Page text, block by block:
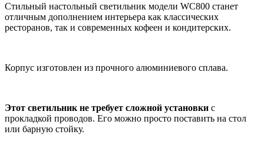
Стильный настольный светильник модели WC800 станет
отличным дополнением интерьера как классических
ресторанов, так и современных кофеен и кондитерских.
Корпус изготовлен из прочного алюминиевого сплава.
Этот светильник не требует сложной установки с
прокладкой проводов. Его можно просто поставить на стол
или барную стойку.